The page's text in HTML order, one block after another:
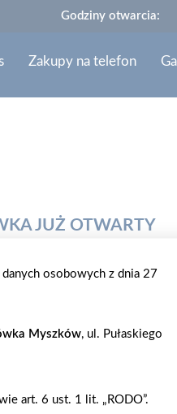
Godziny otwarcia:
Zakupy na telefon
JUŻ OTWARTY
otworzyła 1 sierpnia br.
ma 400 mkw powierzchni
Firma Amarol planuje, w
osobowych z dnia 27
Myszków, ul. Pułaskiego
art. 6 ust. 1 lit. „RODO”.